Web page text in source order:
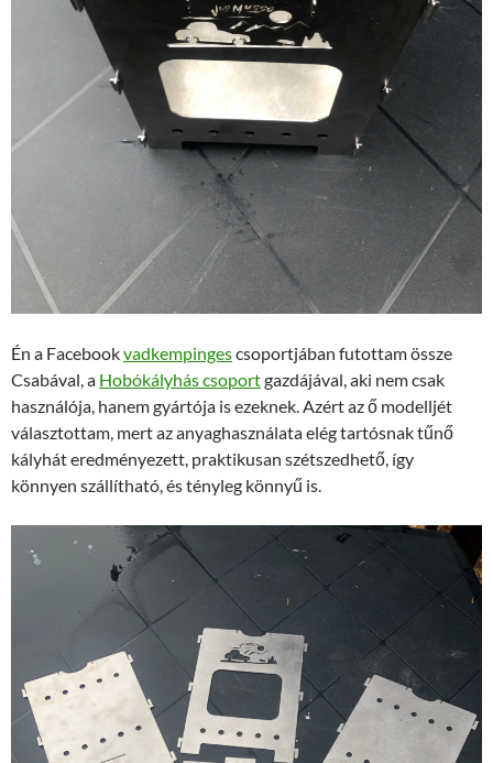
Én a Facebookvadkempingescsoportjában futottam össze
Csabával, a Hobókályhás csoportgazdájával, aki nem csak
használója, hanem gyártója is ezeknek. Azért az ő modelljét
választottam, mert az anyaghasználata elég tartósnak tűnő
kályhát eredményezett, praktikusan szétszedhető, így
könnyen szállítható, és tényleg könnyű is.